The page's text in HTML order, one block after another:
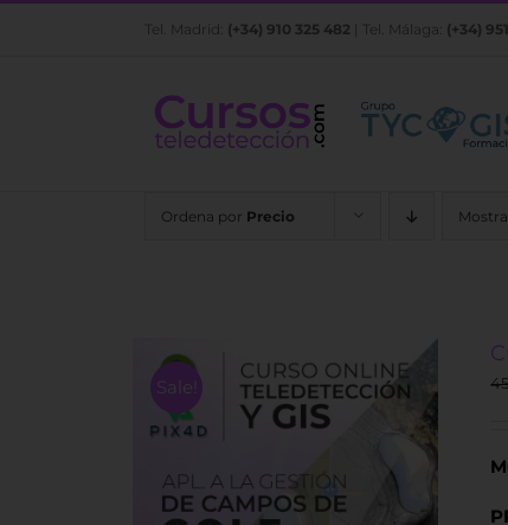
Saltar
Tel. Madrid: (+34) 910 325 482 | Tel. Málaga: (+34)
Ordena por Precio
Sale!